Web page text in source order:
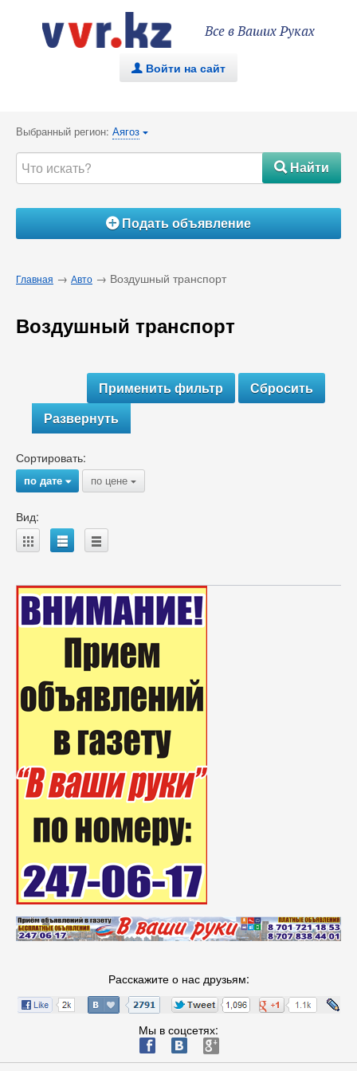
Все в Ваших Руках
. Войти на сайт
Выбранный регион: Аягоз {
#Найти
ÁПодать объявление
Главная → Авто → Воздушный транспорт
Воздушный транспорт
Развернуть
Сортировать:
по дате{ по цене {
Вид:
A B C
Расскажите о нас друзьям:
Мы в соцсетях:
ä æ è